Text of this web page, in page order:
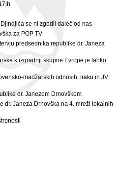
se ni zgodil daleč od nas
za POP TV
predsednika republike dr. Janeza
k izgradnji skupne Evrope je lahko
madžarskih odnosih, Iraku in JV
dr. Janezom Drnovškom
dr. Janeza Drnovška na 4. mreži lokalnih